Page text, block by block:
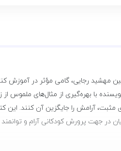
مهشید رجایی، گامی مؤثر در آموزش
می‌دهد. نویسنده با بهره‌گیری از
در جهت پرورش کودکانی آرام و